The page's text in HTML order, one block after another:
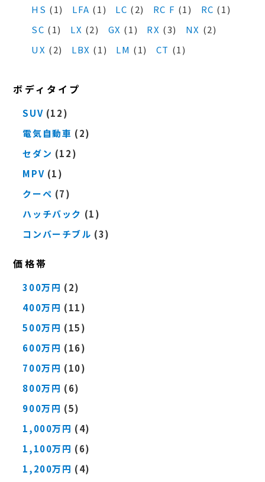
HS (1) LFA (1) LC (2) RC F (1) RC (1)
SC (1) LX (2) GX (1) RX (3) NX (2)
UX (2) LBX (1) LM (1) CT (1)
ボディタイプ
SUV (12)
電気自動車 (2)
セダン (12)
MPV (1)
クーペ (7)
ハッチバック (1)
コンバーチブル (3)
価格帯
300万円 (2)
400万円 (11)
500万円 (15)
600万円 (16)
700万円 (10)
800万円 (6)
900万円 (5)
1,000万円 (4)
1,100万円 (6)
1,200万円 (4)